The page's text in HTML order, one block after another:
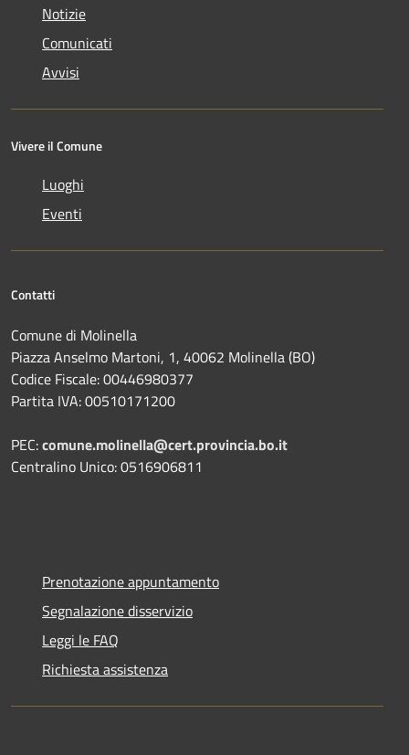
Notizie
Comunicati
Avvisi
Vivere il Comune
Luoghi
Eventi
Contatti
Comune di Molinella
Piazza Anselmo Martoni, 1, 40062 Molinella (BO)
Codice Fiscale: 00446980377
Partita IVA: 00510171200
PEC:comune.molinella@cert.provincia.bo.it
Centralino Unico: 0516906811
Prenotazione appuntamento
Segnalazione disservizio
Leggi le FAQ
Richiesta assistenza